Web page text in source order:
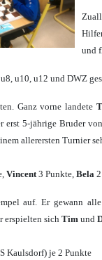
und
u10, u12 und DWZ
Ganz vorne landete
erst 5-jährige Bruder
allerersten Turnier
Vincent3 Punkte, Bela
auf. Er gewann
erspielten sich Tim und
Kaulsdorf) je 2 Punkte